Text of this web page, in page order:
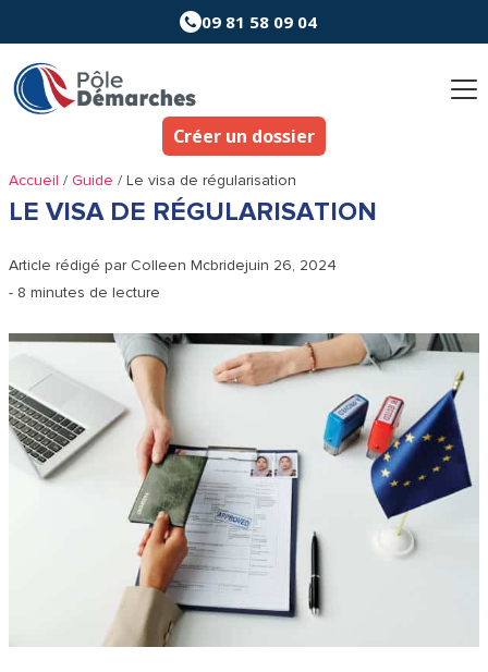
au
contenu
09 81 58 09 04
Créer un dossier
Accueil /Guide /Le visa de régularisation
LE VISA DE RÉGULARISATION
Article rédigé par Colleen Mcbridejuin 26, 2024
- 8 minutes de lecture